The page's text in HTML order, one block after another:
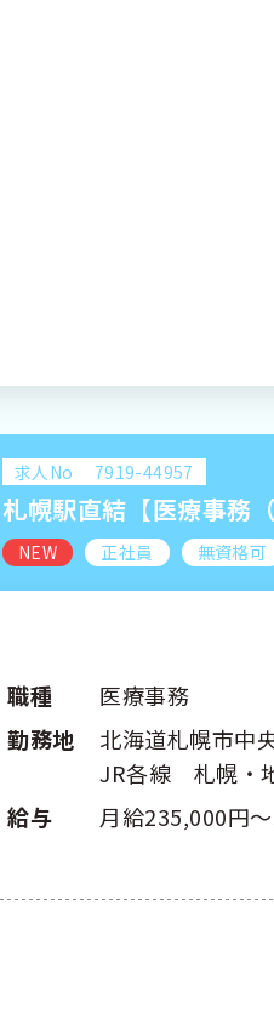
求人No 7919-44957
札幌駅直結【医療事務
NEW 正社員 無資格可
職種
医療事務
勤務地
北海道札幌市中
JR各線 札幌・
給与
月給235,000円